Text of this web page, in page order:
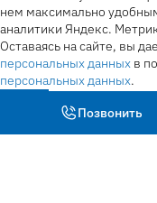
Позвонить
нем максимально
аналитики Яндекс.
Оставаясь на сайте, вы
персональных данных в
персональных данных.